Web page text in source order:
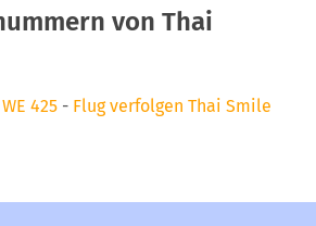
von Thai
WE 425 - Flug verfolgen Thai Smile